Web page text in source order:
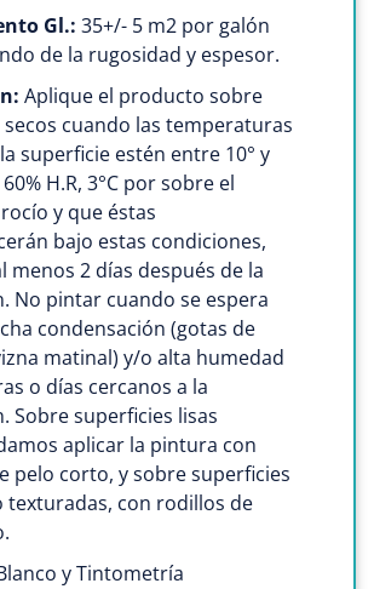
Gl.: 35+/- 5 m2 por galón
de la rugosidad y espesor.
Aplique el producto sobre
cuando las temperaturas
superficie estén entre 10° y
H.R, 3°C por sobre el
y que éstas
bajo estas condiciones,
menos 2 días después de la
No pintar cuando se espera
condensación (gotas de
matinal) y/o alta humedad
o días cercanos a la
Sobre superficies lisas
aplicar la pintura con
pelo corto, y sobre superficies
texturadas, con rodillos de
y Tintometría